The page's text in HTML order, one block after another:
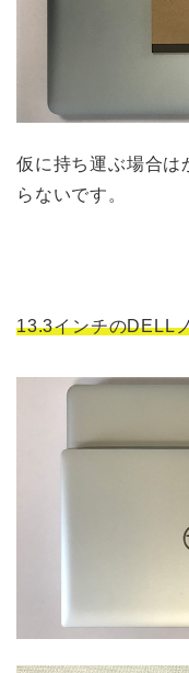
仮に持ち運ぶ場合は
らないです。
13.3インチのDELL